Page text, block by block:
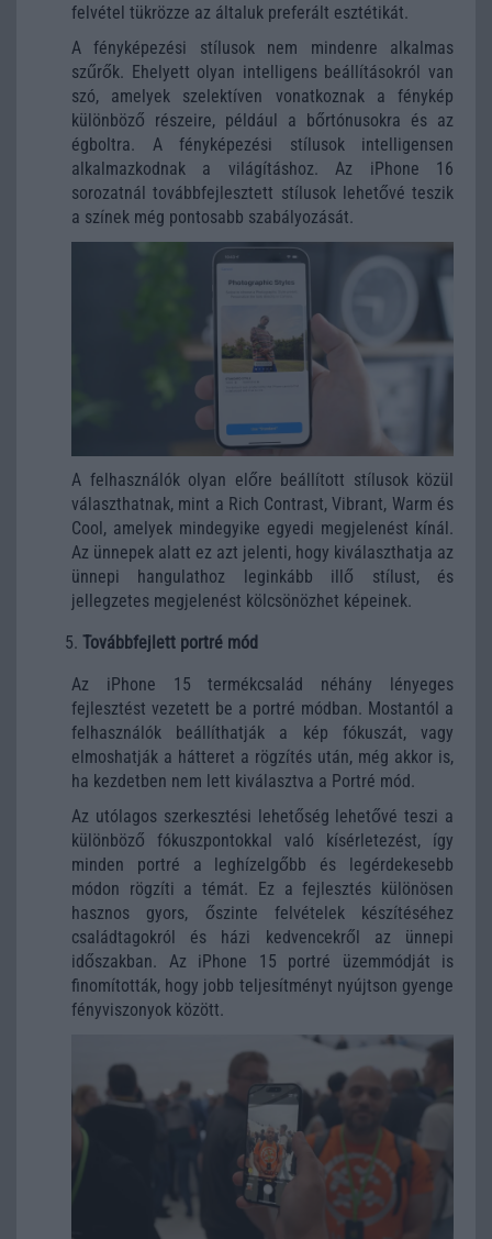
felvétel tükrözze az általuk preferált esztétikát.
A fényképezési stílusok nem mindenre alkalmas
szűrők. Ehelyett olyan intelligens beállításokról van
szó, amelyek szelektíven vonatkoznak a fénykép
különböző részeire, például a bőrtónusokra és az
égboltra. A fényképezési stílusok intelligensen
alkalmazkodnak a világításhoz. Az iPhone 16
sorozatnál továbbfejlesztett stílusok lehetővé teszik
a színek még pontosabb szabályozását.
A felhasználók olyan előre beállított stílusok közül
választhatnak, mint a Rich Contrast, Vibrant, Warm és
Cool, amelyek mindegyike egyedi megjelenést kínál.
Az ünnepek alatt ez azt jelenti, hogy kiválaszthatja az
ünnepi hangulathoz leginkább illő stílust, és
jellegzetes megjelenést kölcsönözhet képeinek.
Továbbfejlett portré mód
Az iPhone 15 termékcsalád néhány lényeges
fejlesztést vezetett be a portré módban. Mostantól a
felhasználók beállíthatják a kép fókuszát, vagy
elmoshatják a hátteret a rögzítés után, még akkor is,
ha kezdetben nem lett kiválasztva a Portré mód.
Az utólagos szerkesztési lehetőség lehetővé teszi a
különböző fókuszpontokkal való kísérletezést, így
minden portré a leghízelgőbb és legérdekesebb
módon rögzíti a témát. Ez a fejlesztés különösen
hasznos gyors, őszinte felvételek készítéséhez
családtagokról és házi kedvencekről az ünnepi
időszakban. Az iPhone 15 portré üzemmódját is
finomították, hogy jobb teljesítményt nyújtson gyenge
fényviszonyok között.